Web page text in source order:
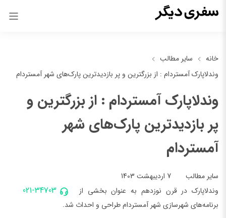
خانه
سایر مطالب
وندلاپارک آمستردام : از بزرگترین و پر بازدیدترین پارک‌های شهر آمستردام
وندلاپارک آمستردام : از بزرگترین و
پر بازدیدترین پارک‌های شهر
آمستردام
سایر مطالب 7 اردیبهشت 1403
021-34703
وندلاپارک در قرن نوزدهم به عنوان بخشی از
برنامه‌های شهرسازی شهر آمستردام طراحی و احداث شد.